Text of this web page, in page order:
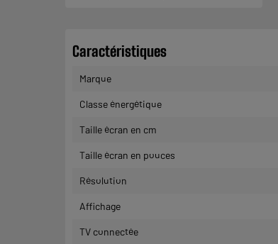
Caractéristiques
Marque
Classe énergétique
Taille écran en cm
Taille écran en pouces
Résolution
Affichage
TV connectée